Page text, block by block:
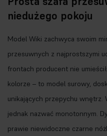
niedużego pokoju
Model Wiki zachwyca swoim
przesuwnych z najprostszymi
frontach producent nie
kolorze – to model surowy,
unikających przepychu wnętrz.
jednak nazwać monotonnym.
prawie niewidoczne czarne